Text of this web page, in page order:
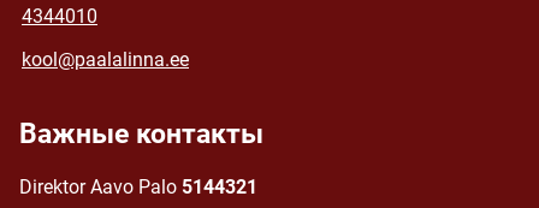
4344010
kool@paalalinna.ee
Важные контакты
Direktor Aavo Palo 5144321